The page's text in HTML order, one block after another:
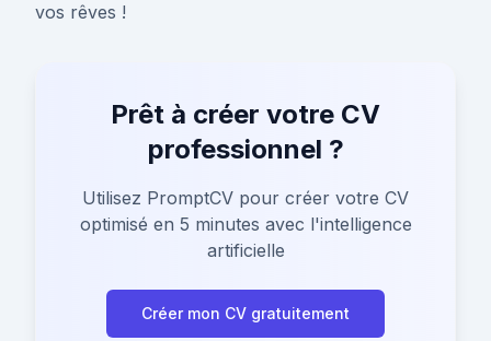
vos rêves !
Prêt à créer votre CV
professionnel ?
Utilisez PromptCV pour créer votre CV
optimisé en 5 minutes avec l'intelligence
artificielle
Créer mon CV gratuitement